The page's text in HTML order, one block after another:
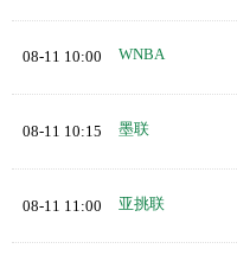
08-11 10:00 WNBA
08-11 10:15 墨联
08-11 11:00 亚挑联